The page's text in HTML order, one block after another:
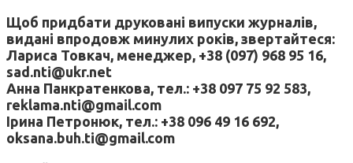
Щоб придбати друковані випуски журналів,
видані впродовж минулих років, звертайтеся:
Лариса Товкач, менеджер, +38 (097) 968 95 16,
sad.nti@ukr.net
Анна Панкратенкова, тел.: +38 097 75 92 583,
reklama.nti@gmail.com
Ірина Петронюк, тел.: +38 096 49 16 692,
oksana.buh.ti@gmail.com